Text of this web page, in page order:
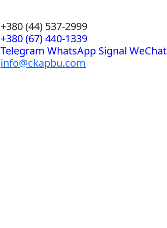
+380 (44) 537-2999
+380 (67) 440-1339
Telegram WhatsApp Signal WeChat
info@ckapbu.com